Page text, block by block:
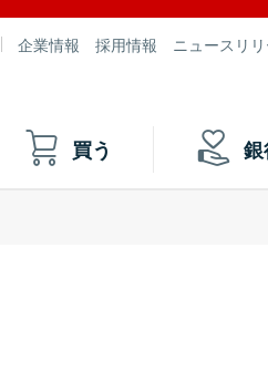
企業情報 採用情報 ニュースリ
買う